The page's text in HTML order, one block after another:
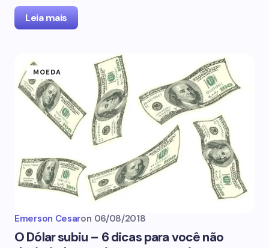
Leia mais
MOEDA
Emerson Cesaron 06/08/2018
O Dólar subiu – 6 dicas para você não